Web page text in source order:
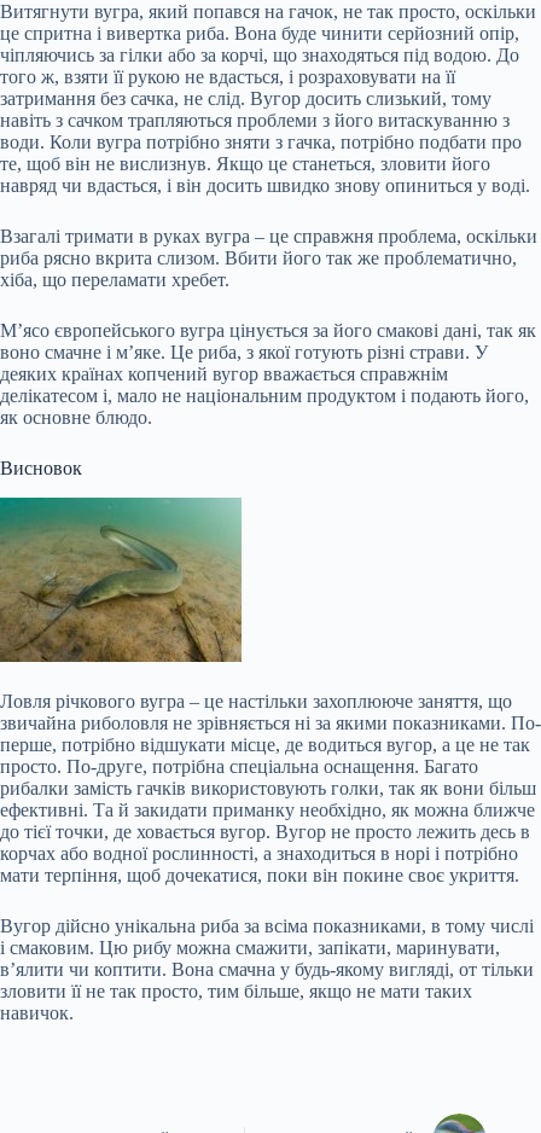
Витягнути вугра, який попався на гачок, не так просто, оскільки
це спритна і вивертка риба. Вона буде чинити серйозний опір,
чіпляючись за гілки або за корчі, що знаходяться під водою. До
того ж, взяти її рукою не вдасться, і розраховувати на її
затримання без сачка, не слід. Вугор досить слизький, тому
навіть з сачком трапляються проблеми з його витаскуванню з
води. Коли вугра потрібно зняти з гачка, потрібно подбати про
те, щоб він не вислизнув. Якщо це станеться, зловити його
навряд чи вдасться, і він досить швидко знову опиниться у воді.
Взагалі тримати в руках вугра – це справжня проблема, оскільки
риба рясно вкрита слизом. Вбити його так же проблематично,
хіба, що переламати хребет.
М’ясо європейського вугра цінується за його смакові дані, так як
воно смачне і м’яке. Це риба, з якої готують різні страви. У
деяких країнах копчений вугор вважається справжнім
делікатесом і, мало не національним продуктом і подають його,
як основне блюдо.
Висновок
Ловля річкового вугра – це настільки захоплююче заняття, що
звичайна риболовля не зрівняється ні за якими показниками. По-
перше, потрібно відшукати місце, де водиться вугор, а це не так
просто. По-друге, потрібна спеціальна оснащення. Багато
рибалки замість гачків використовують голки, так як вони більш
ефективні. Та й закидати приманку необхідно, як можна ближче
до тієї точки, де ховається вугор. Вугор не просто лежить десь в
корчах або водної рослинності, а знаходиться в норі і потрібно
мати терпіння, щоб дочекатися, поки він покине своє укриття.
Вугор дійсно унікальна риба за всіма показниками, в тому числі
і смаковим. Цю рибу можна смажити, запікати, маринувати,
в’ялити чи коптити. Вона смачна у будь-якому вигляді, от тільки
зловити її не так просто, тим більше, якщо не мати таких
навичок.